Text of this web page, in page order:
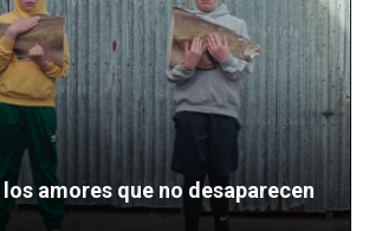
amores que no desaparecen